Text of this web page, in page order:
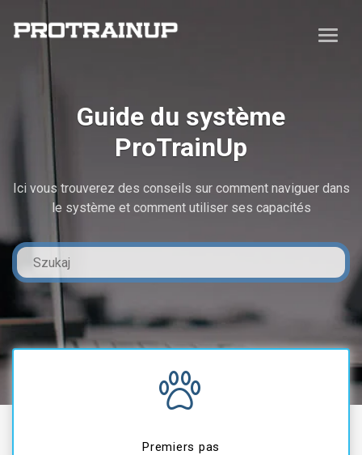
Guide du système
ProTrainUp
Ici vous trouverez des conseils sur comment naviguer dans
le système et comment utiliser ses capacités
Premiers pas